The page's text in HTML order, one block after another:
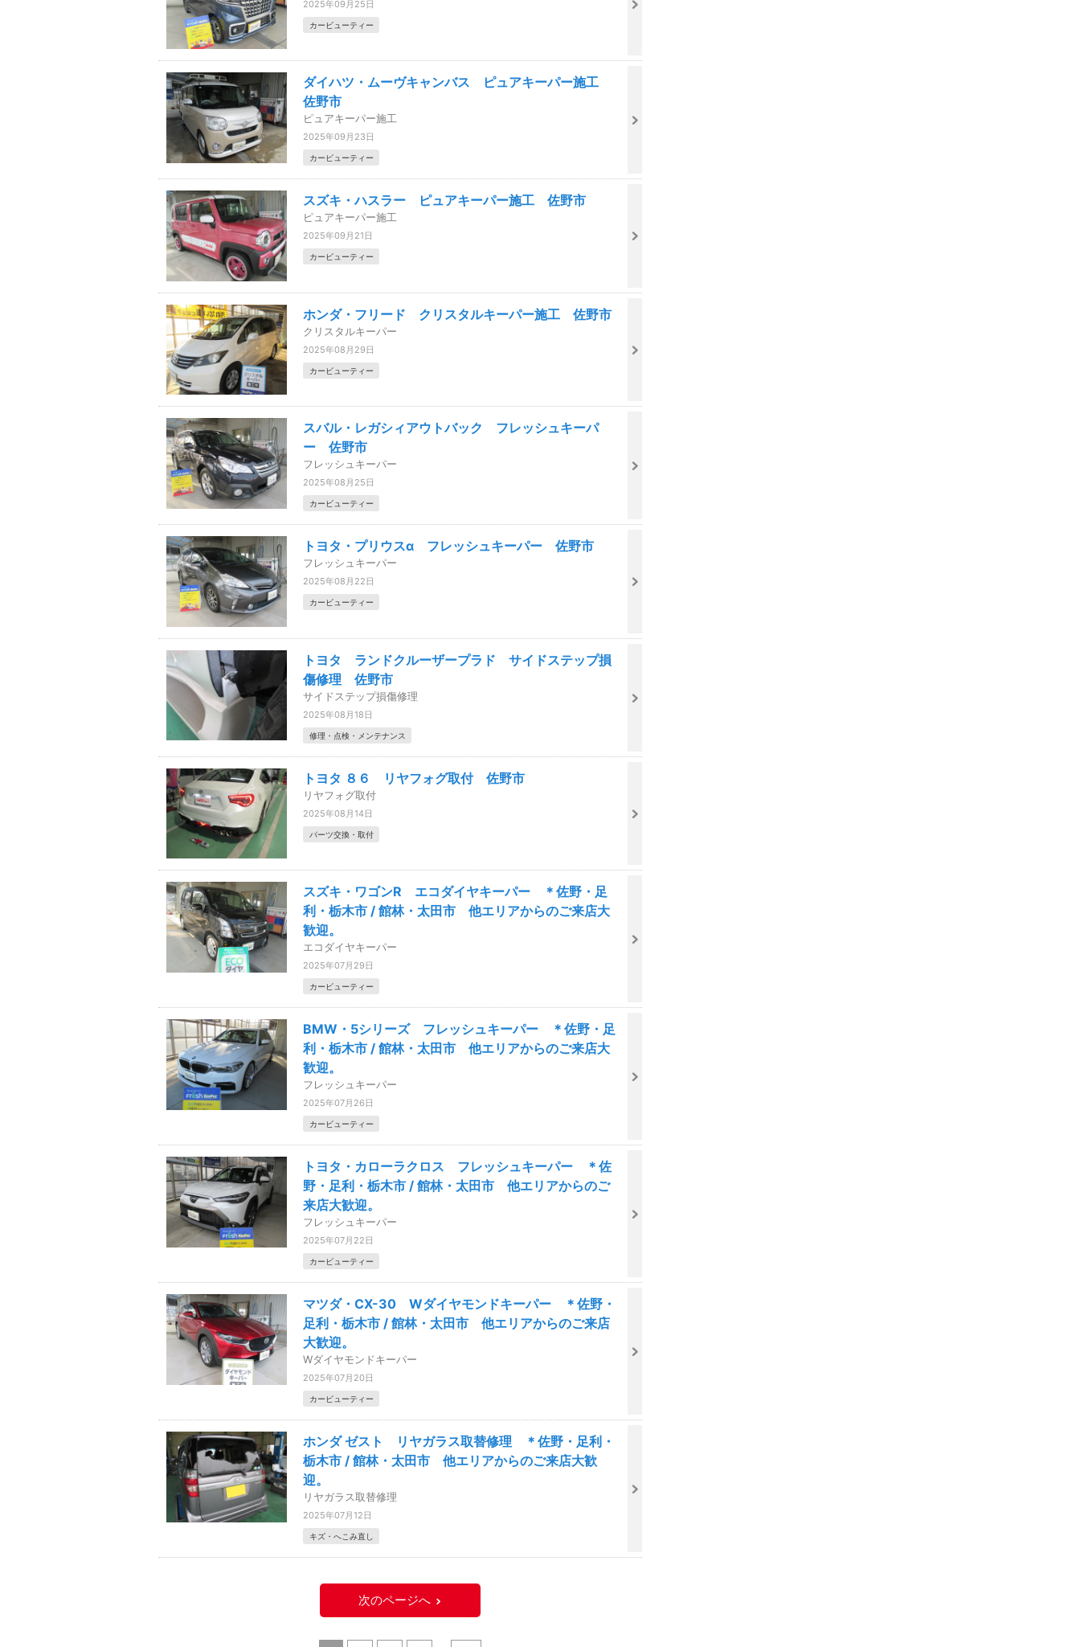
2025年09月25日
カービューティー
ダイハツ・ムーヴキャンバス ピュアキーパー施工
佐野市
ピュアキーパー施工
2025年09月23日
カービューティー
スズキ・ハスラー ピュアキーパー施工 佐野市
ピュアキーパー施工
2025年09月21日
カービューティー
ホンダ・フリード クリスタルキーパー施工 佐野市
クリスタルキーパー
2025年08月29日
カービューティー
スバル・レガシィアウトバック フレッシュキーパ
ー 佐野市
フレッシュキーパー
2025年08月25日
カービューティー
トヨタ・プリウスα フレッシュキーパー 佐野市
フレッシュキーパー
2025年08月22日
カービューティー
トヨタ ランドクルーザープラド サイドステップ損
傷修理 佐野市
サイドステップ損傷修理
2025年08月18日
修理・点検・メンテナンス
トヨタ ８６ リヤフォグ取付 佐野市
リヤフォグ取付
2025年08月14日
パーツ交換・取付
スズキ・ワゴンR エコダイヤキーパー ＊佐野・足
利・栃木市 / 館林・太田市 他エリアからのご来店大
歓迎。
エコダイヤキーパー
2025年07月29日
カービューティー
BMW・5シリーズ フレッシュキーパー ＊佐野・足
利・栃木市 / 館林・太田市 他エリアからのご来店大
歓迎。
フレッシュキーパー
2025年07月26日
カービューティー
トヨタ・カローラクロス フレッシュキーパー ＊佐
野・足利・栃木市 / 館林・太田市 他エリアからのご
来店大歓迎。
フレッシュキーパー
2025年07月22日
カービューティー
マツダ・CX-30 Wダイヤモンドキーパー ＊佐野・
足利・栃木市 / 館林・太田市 他エリアからのご来店
大歓迎。
Wダイヤモンドキーパー
2025年07月20日
カービューティー
ホンダ ゼスト リヤガラス取替修理 ＊佐野・足利・
栃木市 / 館林・太田市 他エリアからのご来店大歓
迎。
リヤガラス取替修理
2025年07月12日
キズ・へこみ直し
次のページへ